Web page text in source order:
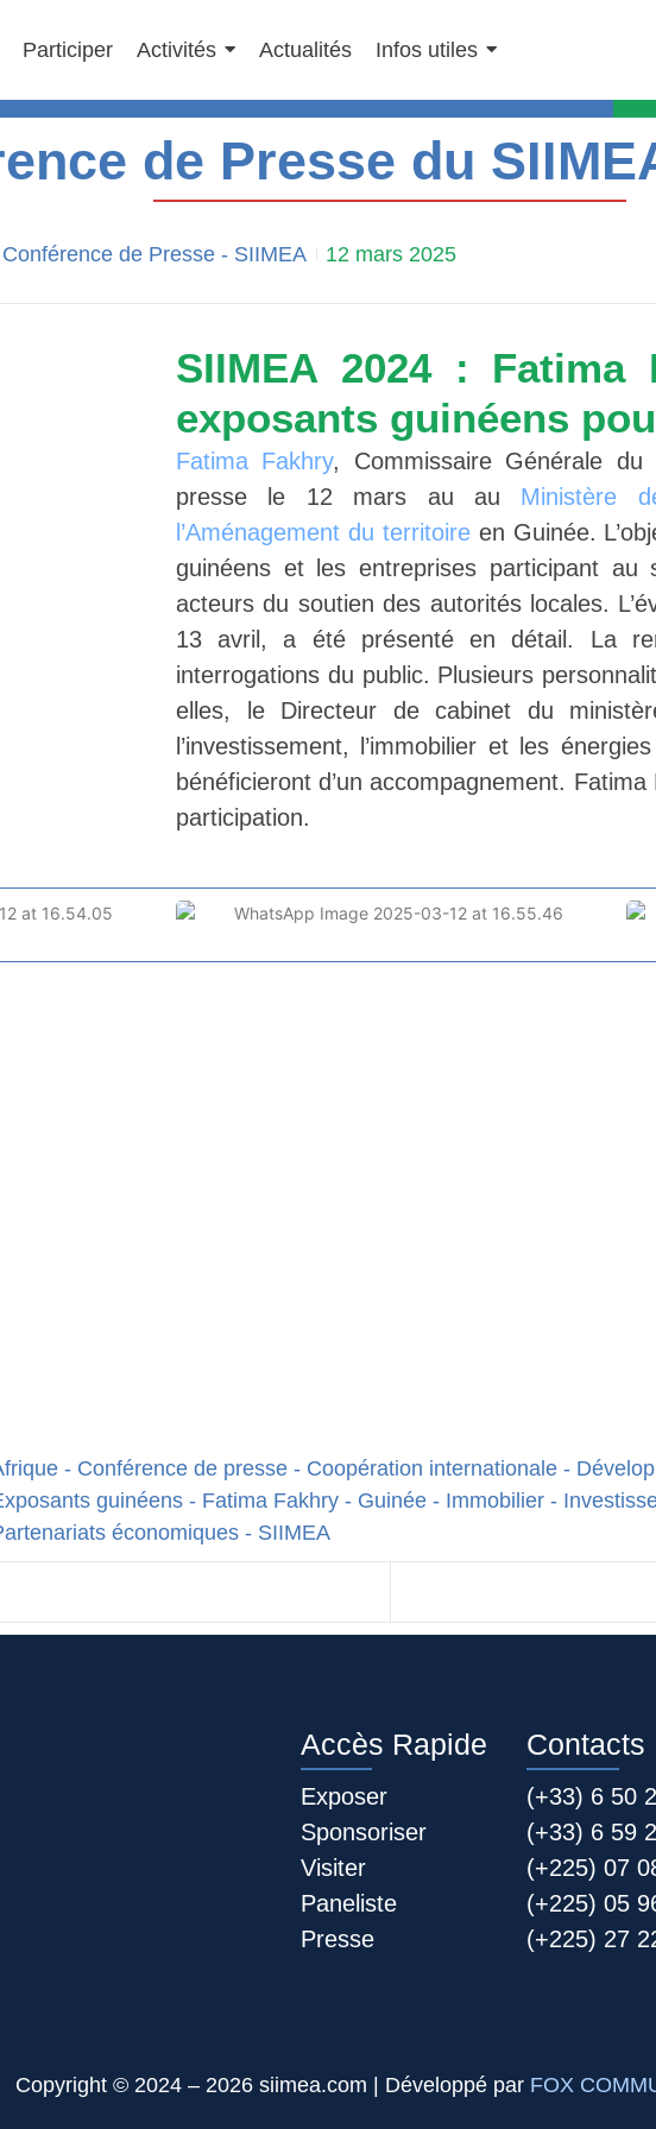
Participer Activités Actualités Infos utiles
de Presse du
Conférence de Presse - SIIMEA 12 mars 2025
SIIMEA 2024 :
exposants guinéens
Fatima Fakhry, Commissaire Générale
presse le 12 mars au au Ministère
l’Aménagement du territoireen Guinée.
guinéens et les entreprises participant
acteurs du soutien des autorités locales.
13 avril, a été présenté en détail. La
interrogations du public. Plusieurs
elles, le Directeur de cabinet du
l’investissement, l’immobilier et les
bénéficieront d’un accompagnement.
participation.
- Conférence de presse - Coopération internationale -
guinéens - Fatima Fakhry - Guinée - Immobilier -
économiques - SIIMEA
Accès Rapide
Exposer
Sponsoriser
Visiter
Paneliste
Presse
Contacts
(+33) 6 50
(+33) 6 59
(+225) 07
(+225) 05
(+225) 27
Copyright © 2024 – 2026 siimea.com | Développé par FOX